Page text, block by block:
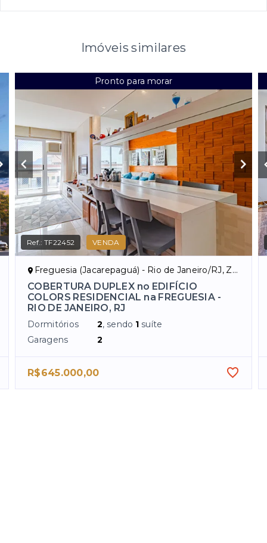
Imóveis similares
Pronto para morar
Ref.:TF22452 VENDA
Freguesia (Jacarepaguá) - Rio de Janeiro/RJ, Zona Oeste
COBERTURA DUPLEX no EDIFÍCIO
COLORS RESIDENCIAL na FREGUESIA -
RIO DE JANEIRO, RJ
Dormitórios 2, sendo 1 suíte
Garagens
2
R$645.000,00